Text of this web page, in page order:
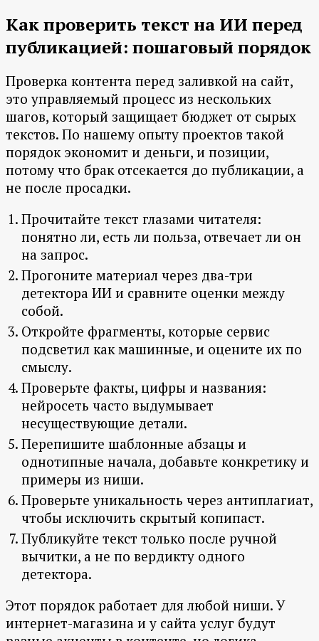
Как проверить текст на ИИ перед
публикацией: пошаговый порядок
Проверка контента перед заливкой на сайт,
это управляемый процесс из нескольких
шагов, который защищает бюджет от сырых
текстов. По нашему опыту проектов такой
порядок экономит и деньги, и позиции,
потому что брак отсекается до публикации, а
не после просадки.
Прочитайте текст глазами читателя:
понятно ли, есть ли польза, отвечает ли он
на запрос.
Прогоните материал через два-три
детектора ИИ и сравните оценки между
собой.
Откройте фрагменты, которые сервис
подсветил как машинные, и оцените их по
смыслу.
Проверьте факты, цифры и названия:
нейросеть часто выдумывает
несуществующие детали.
Перепишите шаблонные абзацы и
однотипные начала, добавьте конкретику и
примеры из ниши.
Проверьте уникальность через антиплагиат,
чтобы исключить скрытый копипаст.
Публикуйте текст только после ручной
вычитки, а не по вердикту одного
детектора.
Этот порядок работает для любой ниши. У
интернет-магазина и у сайта услуг будут